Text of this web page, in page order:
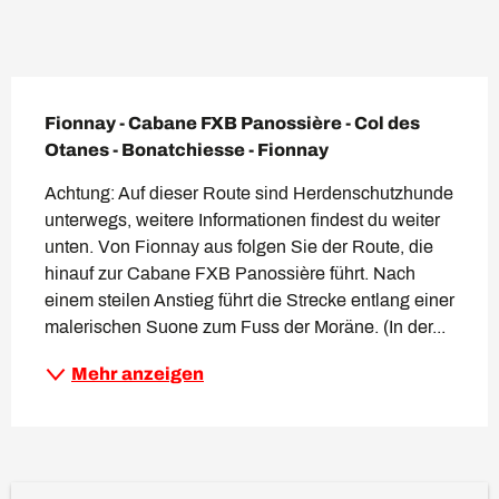
Fionnay - Cabane FXB Panossière - Col des
Otanes - Bonatchiesse - Fionnay
Achtung: Auf dieser Route sind Herdenschutzhunde
unterwegs, weitere Informationen findest du weiter
unten. Von Fionnay aus folgen Sie der Route, die
hinauf zur Cabane FXB Panossière führt. Nach
einem steilen Anstieg führt die Strecke entlang einer
malerischen Suone zum Fuss der Moräne. (In der...
Mehr anzeigen